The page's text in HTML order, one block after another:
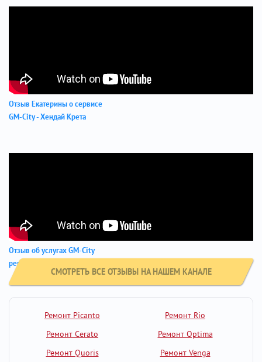
Отзыв Екатерины о сервисе
GM-City - Хендай Крета
Отзыв об услугах GM-City
ремонт тормозов Hyundai i30
СМОТРЕТЬ ВСЕ ОТЗЫВЫ НА НАШЕМ КАНАЛЕ
Ремонт Picanto
Ремонт Rio
Ремонт Cerato
Ремонт Optima
Ремонт Quoris
Ремонт Venga